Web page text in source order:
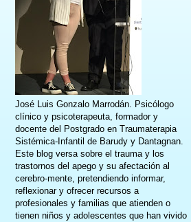
José Luis Gonzalo Marrodán. Psicólogo
clínico y psicoterapeuta, formador y
docente del Postgrado en Traumaterapia
Sistémica-Infantil de Barudy y Dantagnan.
Este blog versa sobre el trauma y los
trastornos del apego y su afectación al
cerebro-mente, pretendiendo informar,
reflexionar y ofrecer recursos a
profesionales y familias que atienden o
tienen niños y adolescentes que han vivido